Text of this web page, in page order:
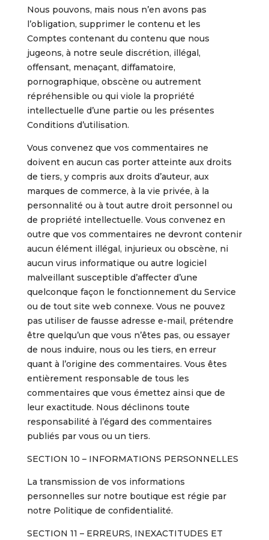
Nous pouvons, mais nous n’en avons pas
l’obligation, supprimer le contenu et les
Comptes contenant du contenu que nous
jugeons, à notre seule discrétion, illégal,
offensant, menaçant, diffamatoire,
pornographique, obscène ou autrement
répréhensible ou qui viole la propriété
intellectuelle d’une partie ou les présentes
Conditions d’utilisation.
Vous convenez que vos commentaires ne
doivent en aucun cas porter atteinte aux droits
de tiers, y compris aux droits d’auteur, aux
marques de commerce, à la vie privée, à la
personnalité ou à tout autre droit personnel ou
de propriété intellectuelle. Vous convenez en
outre que vos commentaires ne devront contenir
aucun élément illégal, injurieux ou obscène, ni
aucun virus informatique ou autre logiciel
malveillant susceptible d’affecter d’une
quelconque façon le fonctionnement du Service
ou de tout site web connexe. Vous ne pouvez
pas utiliser de fausse adresse e-mail, prétendre
être quelqu’un que vous n’êtes pas, ou essayer
de nous induire, nous ou les tiers, en erreur
quant à l’origine des commentaires. Vous êtes
entièrement responsable de tous les
commentaires que vous émettez ainsi que de
leur exactitude. Nous déclinons toute
responsabilité à l’égard des commentaires
publiés par vous ou un tiers.
SECTION 10 – INFORMATIONS PERSONNELLES
La transmission de vos informations
personnelles sur notre boutique est régie par
notre Politique de confidentialité.
SECTION 11 – ERREURS, INEXACTITUDES ET